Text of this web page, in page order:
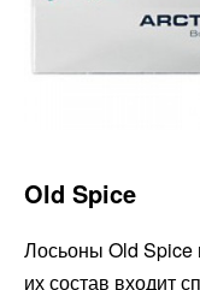
Old Spice
Лосьоны Old Spice
их состав входит